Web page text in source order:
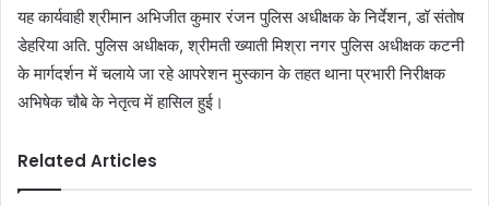
यह कार्यवाही श्रीमान अभिजीत कुमार रंजन पुलिस अधीक्षक के निर्देशन, डॉ संतोष
डेहरिया अति. पुलिस अधीक्षक, श्रीमती ख्याती मिश्रा नगर पुलिस अधीक्षक कटनी
के मार्गदर्शन में चलाये जा रहे आपरेशन मुस्कान के तहत थाना प्रभारी निरीक्षक
अभिषेक चौबे के नेतृत्व में हासिल हुई।
Related Articles